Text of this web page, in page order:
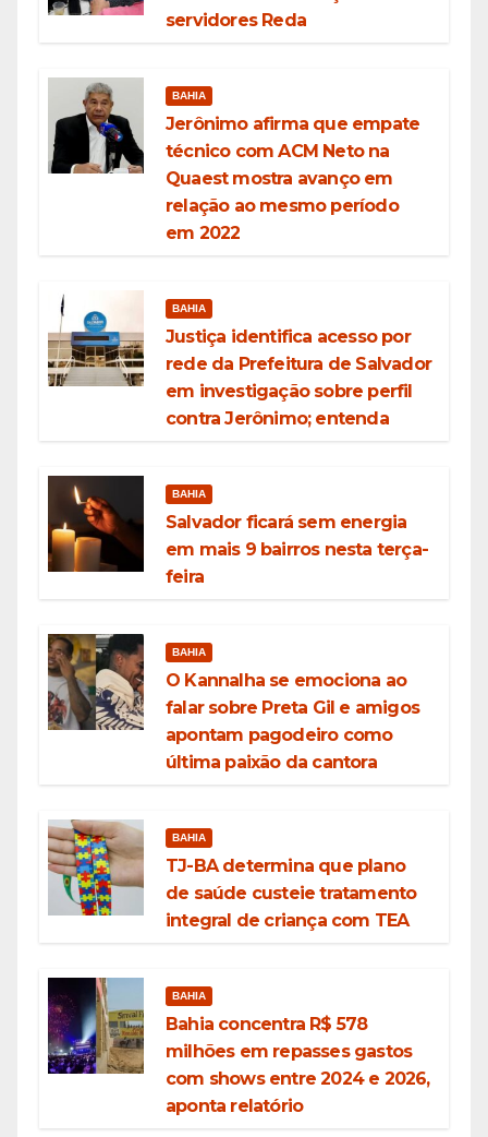
servidores Reda
BAHIA
Jerônimo afirma que empate
técnico com ACM Neto na
Quaest mostra avanço em
relação ao mesmo período
em 2022
BAHIA
Justiça identifica acesso por
rede da Prefeitura de Salvador
em investigação sobre perfil
contra Jerônimo; entenda
BAHIA
Salvador ficará sem energia
em mais 9 bairros nesta terça-
feira
BAHIA
O Kannalha se emociona ao
falar sobre Preta Gil e amigos
apontam pagodeiro como
última paixão da cantora
BAHIA
TJ-BA determina que plano
de saúde custeie tratamento
integral de criança com TEA
BAHIA
Bahia concentra R$ 578
milhões em repasses gastos
com shows entre 2024 e 2026,
aponta relatório